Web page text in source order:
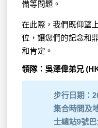
備等問題。
在此際，我們既仰望
位，讓您們的記念和
和肯定。
領隊：吳澤偉弟兄
步行日期：
集合時間及
士總站9號